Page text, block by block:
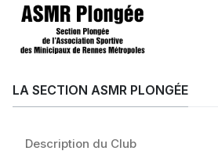
LA SECTION ASMR PLONGÉE
Description du Club